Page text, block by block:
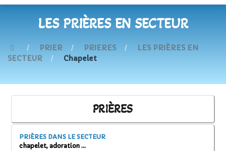
LES PRIÈRES EN SECTEUR
PRIER PRIERES
LES PRIÈRES EN
SECTEUR
Chapelet
PRIÈRES
PRIÈRES DANS LE SECTEUR
chapelet, adoration ...